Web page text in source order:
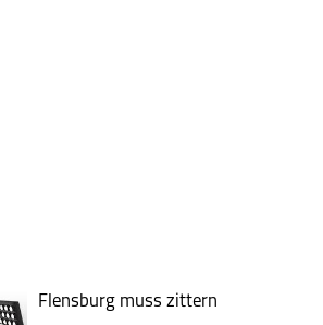
Flensburg muss zittern